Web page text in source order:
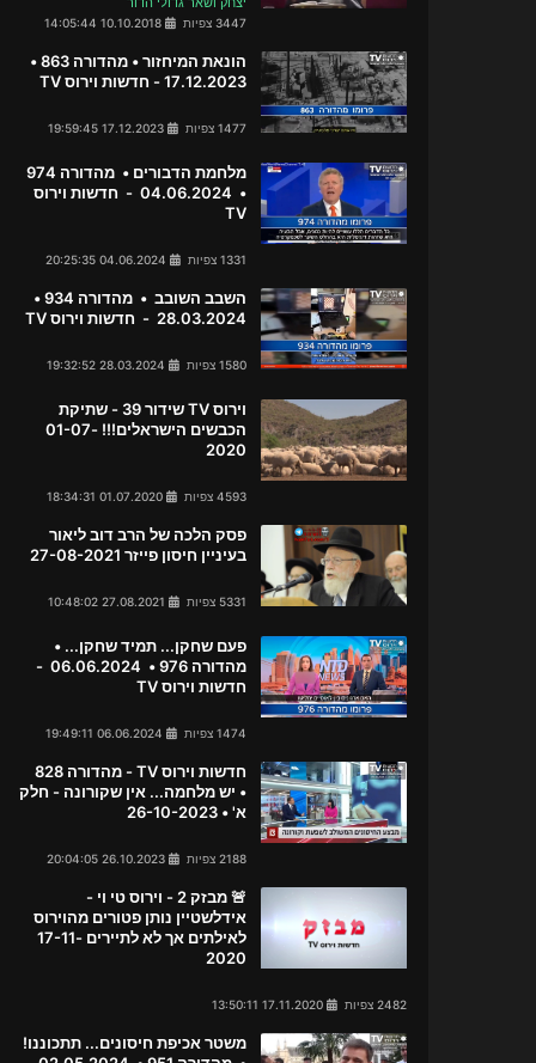
3447 צפיות
הונאת המיחזור • מהדורה 863 •
17.12.2023 - חדשות וירוס TV
1477 צפיות
מלחמת הדבורים • מהדורה 974
• 04.06.2024 - חדשות וירוס
TV
1331 צפיות
השבב השובב • מהדורה 934 •
28.03.2024 - חדשות וירוס TV
1580 צפיות
וירוס TV שידור 39 - שתיקת
הכבשים הישראלים!!! 01-07-
2020
4593 צפיות
פסק הלכה של הרב דוב ליאור
בעיניין חיסון פייזר 27-08-2021
5331 צפיות
פעם שחקן... תמיד שחקן... •
מהדורה 976 • 06.06.2024 -
חדשות וירוס TV
1474 צפיות
חדשות וירוס TV - מהדורה 828
• יש מלחמה... אין שקורונה - חלק
א' • 26-10-2023
2188 צפיות
🚨 מבזק 2 - וירוס טי וי -
אידלשטיין נותן פטורים מהוירוס
לאילתים אך לא לתיירים 17-11-
2020
2482 צפיות
משטר אכיפת חיסונים... תתכוננו!